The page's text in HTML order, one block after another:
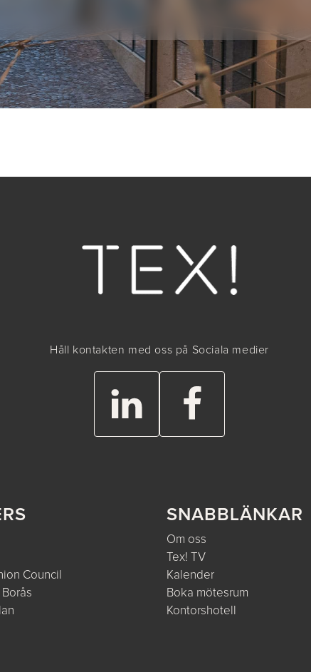
Håll kontakten med oss på Sociala medier
Council
SNABBLÄNKAR
Om oss
Tex! TV
Kalender
Boka mötesrum
Kontorshotell